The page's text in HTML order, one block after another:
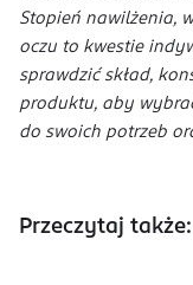
Stopień nawilżenia,
oczu to kwestie
sprawdzić skład,
produktu, aby
do swoich potrzeb
Przeczytaj także: